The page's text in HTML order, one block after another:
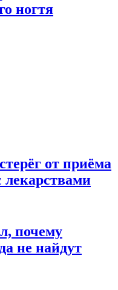
ногтя
от приёма
лекарствами
почему
не найдут